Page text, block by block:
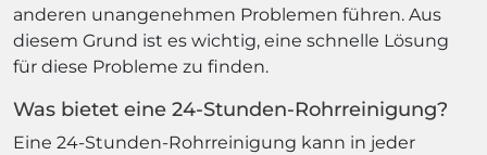
anderen unangenehmen Problemen führen. Aus
diesem Grund ist es wichtig, eine schnelle Lösung
für diese Probleme zu finden.
Was bietet eine 24-Stunden-Rohrreinigung?
Eine 24-Stunden-Rohrreinigung kann in jeder